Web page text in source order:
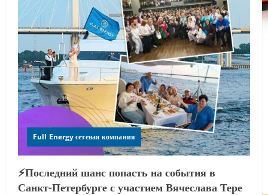
Full Energy сетевая компания
⚡️Последний шанс попасть на события в
Санкт-Петербурге с участием Вячеслава Тере